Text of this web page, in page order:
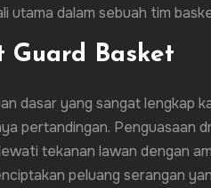
utama dalam sebuah tim
Guard Basket
dasar yang sangat lengkap
pertandingan. Penguasaan
tekanan lawan dengan
peluang serangan